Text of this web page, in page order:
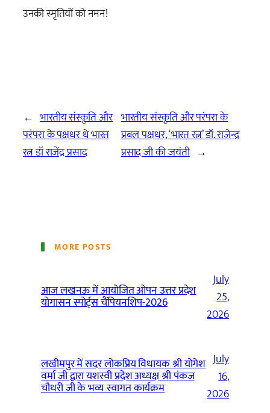
उनकी स्मृतियों को नमन!
← भारतीय संस्कृति और
परंपरा के पक्षधर थे भारत
रत्न डॉ राजेंद्र प्रसाद
भारतीय संस्कृति और परंपरा के
प्रबल पक्षधर, ‘भारत रत्न’ डॉ. राजेन्द्र
प्रसाद जी की जयंती →
MORE POSTS
आज लखनऊ में आयोजित ओपन उत्तर प्रदेश
योगासन स्पोर्ट्स चैंपियनशिप-2026
July
25,
2026
लखीमपुर में सदर लोकप्रिय विधायक श्री योगेश
वर्मा जी द्वारा यशस्वी प्रदेश अध्यक्ष श्री पंकज
चौधरी जी के भव्य स्वागत कार्यक्रम
July
16,
2026